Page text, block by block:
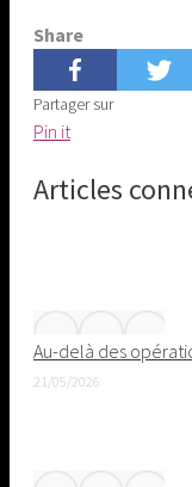
Share
Partager sur
Pin itShare
Pinterest
Articles
Au-delà des
21/05/2026